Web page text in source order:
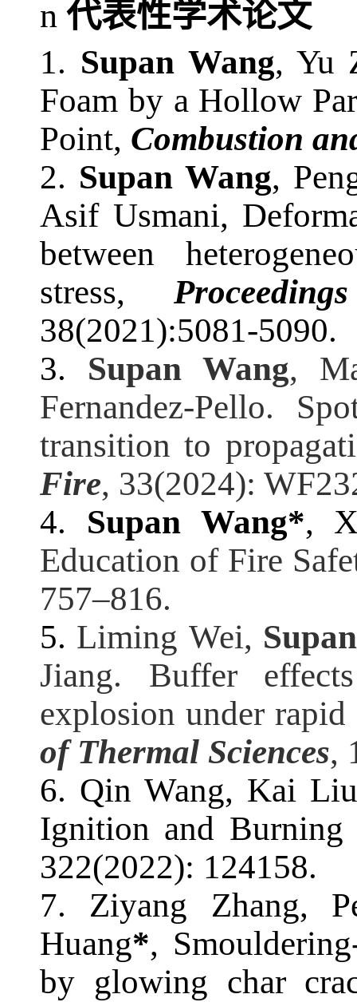
n 代表性学术论文
1. SupanWang, Yu
Foam by a Hollow
Point, Combustion
2. Supan Wang,
Asif Usmani,
between
stress,
38(2021):5081-5090.
3.
Supan Wang,
Fernandez-Pello.
transition to
Fire, 33(2024):
4.
Supan Wang*,
Education of Fire
757–816.
5. Liming Wei,
Jiang. Buffer
explosion under
of Thermal Sciences,
6. Qin Wang, Kai
Ignition and
322(2022): 124158.
7.
Ziyang Zhang,
Huang*,
by glowing char